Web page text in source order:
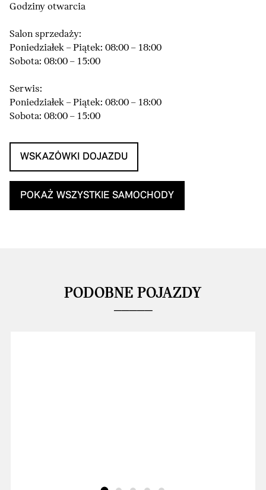
Godziny otwarcia
Salon sprzedaży:
Poniedziałek – Piątek: 08:00 – 18:00
Sobota: 08:00 – 15:00
Serwis:
Poniedziałek – Piątek: 08:00 – 18:00
Sobota: 08:00 – 15:00
WSKAZÓWKI DOJAZDU
POKAŻ WSZYSTKIE SAMOCHODY
PODOBNE POJAZDY